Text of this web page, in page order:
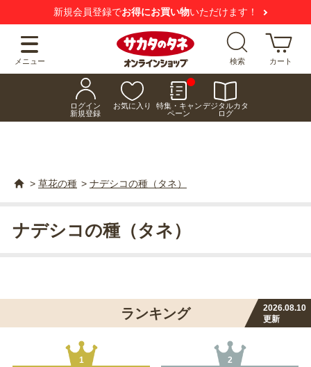
新規会員登録でお得にお買い物いただけます！
メニュー 検索 カート
ログイン
新規登録
お気に入り
特集・キャン
ペーン
デジタルカタ
ログ
> 草花の種 > ナデシコの種（タネ）
ナデシコの種（タネ）
ランキング
2026.08.10
更新
1 2